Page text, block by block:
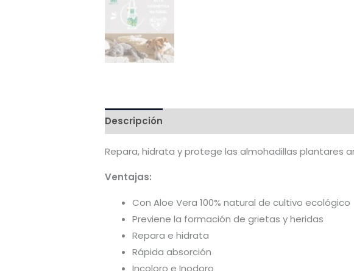
Descripción
Repara, hidrata y protege las almohadillas plantares
Ventajas:
Con Aloe Vera 100% natural de cultivo ecológico
Previene la formación de grietas y heridas
Repara e hidrata
Rápida absorción
Incoloro e Inodoro